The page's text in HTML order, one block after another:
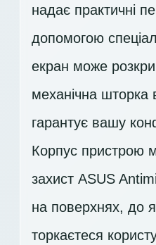
надає практичні
допомогою
екран може
механічна
гарантує вашу
Корпус пристрою
захист ASUS
на поверхнях, до
торкаєтеся